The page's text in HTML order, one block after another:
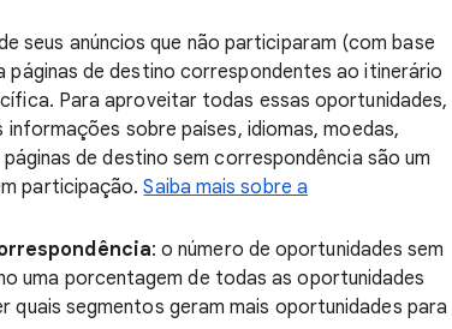
seus anúncios que não participaram (com base
de destino correspondentes ao itinerário
Para aproveitar todas essas oportunidades,
sobre países, idiomas, moedas,
de destino sem correspondência são um
participação.Saiba mais sobre a
: o número de oportunidades sem
uma porcentagem de todas as oportunidades
quais segmentos geram mais oportunidades para